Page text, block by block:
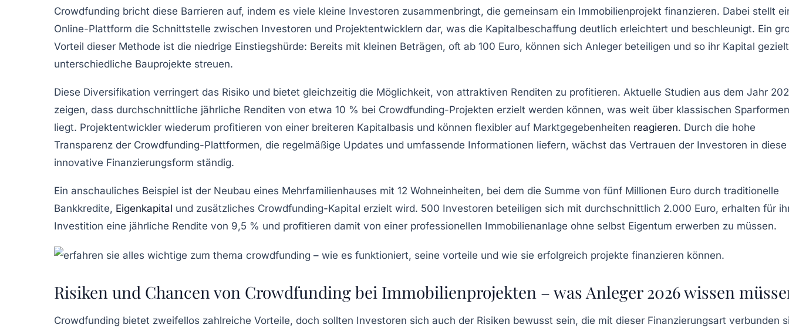
Crowdfunding bricht diese Barrieren auf, indem es viele kleine Investoren zusammenbringt, die gemeinsam ein Immobilienprojekt finanzieren. Dabei stellt
Online-Plattform die Schnittstelle zwischen Investoren und Projektentwicklern dar, was die Kapitalbeschaffung deutlich erleichtert und beschleunigt. Ein
Vorteil dieser Methode ist die niedrige Einstiegshürde: Bereits mit kleinen Beträgen, oft ab 100 Euro, können sich Anleger beteiligen und so ihr Kapital
unterschiedliche Bauprojekte streuen.
Diese Diversifikation verringert das Risiko und bietet gleichzeitig die Möglichkeit, von attraktiven Renditen zu profitieren. Aktuelle Studien aus dem Jahr
zeigen, dass durchschnittliche jährliche Renditen von etwa 10 % bei Crowdfunding-Projekten erzielt werden können, was weit über klassischen Sparformen
liegt. Projektentwickler wiederum profitieren von einer breiteren Kapitalbasis und können flexibler auf Marktgegebenheiten reagieren. Durch die hohe
Transparenz der Crowdfunding-Plattformen, die regelmäßige Updates und umfassende Informationen liefern, wächst das Vertrauen der Investoren in diese
innovative Finanzierungsform ständig.
Ein anschauliches Beispiel ist der Neubau eines Mehrfamilienhauses mit 12 Wohneinheiten, bei dem die Summe von fünf Millionen Euro durch traditionelle
Bankkredite, Eigenkapital und zusätzliches Crowdfunding-Kapital erzielt wird. 500 Investoren beteiligen sich mit durchschnittlich 2.000 Euro, erhalten für
Investition eine jährliche Rendite von 9,5 % und profitieren damit von einer professionellen Immobilienanlage ohne selbst Eigentum erwerben zu müssen.
Risiken und Chancen von Crowdfunding bei Immobilienprojekten – was Anleger 2026 wissen
Crowdfunding bietet zweifellos zahlreiche Vorteile, doch sollten Investoren sich auch der Risiken bewusst sein, die mit dieser Finanzierungsart verbunden